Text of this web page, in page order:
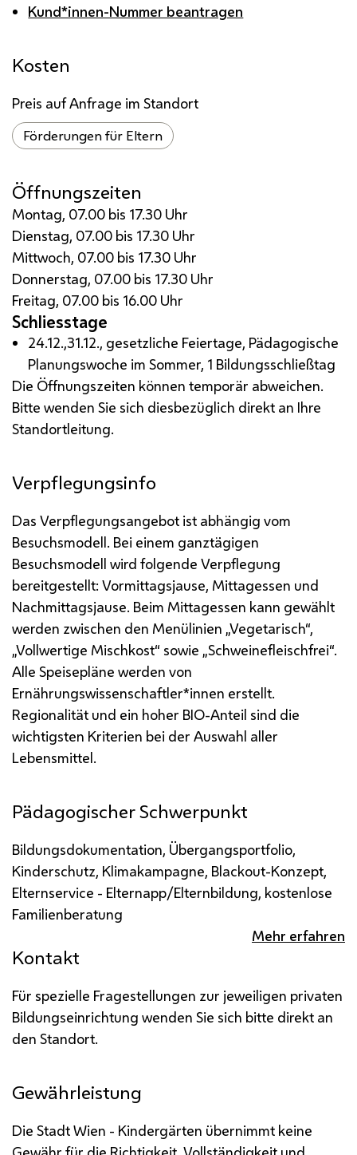
Kund*innen-Nummer beantragen
Kosten
Preis auf Anfrage im Standort
Förderungen für Eltern
Öffnungszeiten
Montag, 07.00 bis 17.30 Uhr
Dienstag, 07.00 bis 17.30 Uhr
Mittwoch, 07.00 bis 17.30 Uhr
Donnerstag, 07.00 bis 17.30 Uhr
Freitag, 07.00 bis 16.00 Uhr
Schliesstage
24.12.,31.12., gesetzliche Feiertage, Pädagogische
Planungswoche im Sommer, 1 Bildungsschließtag
Die Öffnungszeiten können temporär abweichen.
Bitte wenden Sie sich diesbezüglich direkt an Ihre
Standortleitung.
Verpflegungsinfo
Das Verpflegungsangebot ist abhängig vom
Besuchsmodell. Bei einem ganztägigen
Besuchsmodell wird folgende Verpflegung
bereitgestellt: Vormittagsjause, Mittagessen und
Nachmittagsjause. Beim Mittagessen kann gewählt
werden zwischen den Menülinien „Vegetarisch“,
„Vollwertige Mischkost“ sowie „Schweinefleischfrei“.
Alle Speisepläne werden von
Ernährungswissenschaftler*innen erstellt.
Regionalität und ein hoher BIO-Anteil sind die
wichtigsten Kriterien bei der Auswahl aller
Lebensmittel.
Pädagogischer Schwerpunkt
Bildungsdokumentation, Übergangsportfolio,
Kinderschutz, Klimakampagne, Blackout-Konzept,
Elternservice - Elternapp/Elternbildung, kostenlose
Familienberatung
Mehr erfahren
Kontakt
Für spezielle Fragestellungen zur jeweiligen privaten
Bildungseinrichtung wenden Sie sich bitte direkt an
den Standort.
Gewährleistung
Die Stadt Wien - Kindergärten übernimmt keine